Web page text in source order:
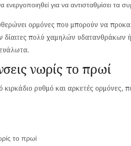
ενεργοποιηθεί για να αντισταθμίσει
ορμόνες που μπορούν να
δίαιτες πολύ χαμηλών υδατανθράκων
νωρίς το πρωί
ρυθμό και αρκετές ορμόνες,
το πρωί